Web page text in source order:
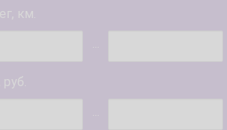
км.
...
руб.
...